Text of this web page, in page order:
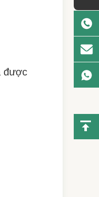
được